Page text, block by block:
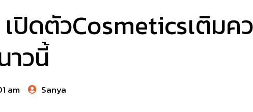
ปิดตัวCosmeticsเติมค
วนี้
am Sanya